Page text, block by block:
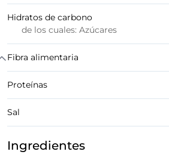
Hidratos de carbono
de los cuales: Azúcares
Fibra alimentaria
Proteínas
Sal
Ingredientes